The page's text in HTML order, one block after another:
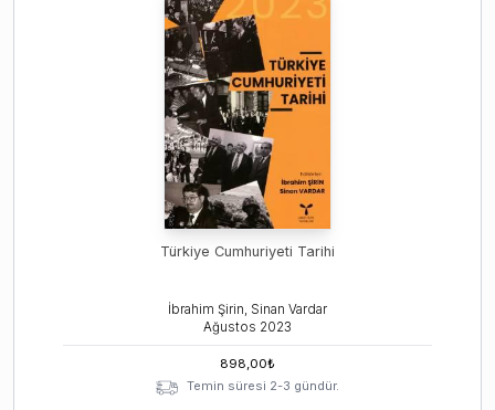
Türkiye Cumhuriyeti Tarihi
İbrahim Şirin, Sinan Vardar
Ağustos 2023
898,00₺
Temin süresi 2-3 gündür.